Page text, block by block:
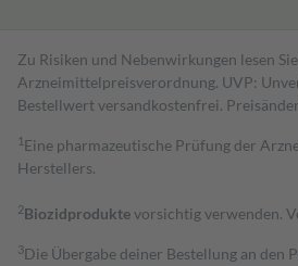
Zu Risiken und Nebenwirkungen lesen
Arzneimittelpreisverordnung. UVP:
Bestell­wert versand­kosten­frei.
1 Eine pharmazeutische Prüfung der
Herstellers.
2Biozidproduktevorsichtig verwenden.
3Die Übergabe deiner Bestellung an den